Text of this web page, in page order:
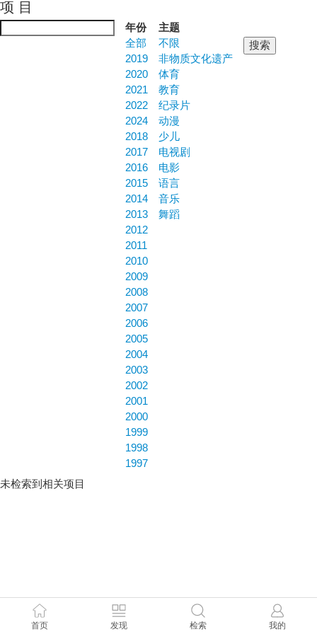
项 目
年份
全部
2019
2020
2021
2022
2024
2018
2017
2016
2015
2014
2013
2012
2011
2010
2009
2008
2007
2006
2005
2004
2003
2002
2001
2000
1999
1998
1997
主题
不限
非物质文化遗产
体育
教育
纪录片
动漫
少儿
电视剧
电影
语言
音乐
舞蹈
未检索到相关项目
首页 发现 检索 我的